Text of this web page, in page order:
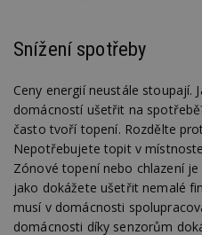
Snížení spotřeby
Ceny energií neustále stoupají.
domácností ušetřit na
často tvoří topení. Rozdělte
Nepotřebujete topit v
Zónové topení nebo chlazení
jako dokážete ušetřit nemalé
musí v domácnosti
domácnosti díky senzorům